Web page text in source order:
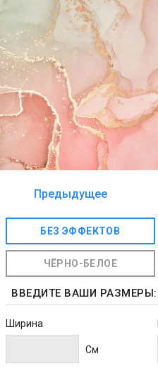
Предыдущее
БЕЗ ЭФФЕКТОВ
ЧЁРНО-БЕЛОЕ
ВВЕДИТЕ ВАШИ РАЗМЕРЫ:
Ширина
Cм